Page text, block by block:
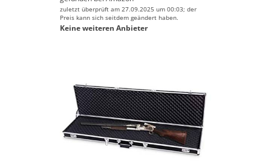
zuletzt überprüft am 27.09.2025 um 00:03; der
Preis kann sich seitdem geändert haben.
Keine weiteren Anbieter